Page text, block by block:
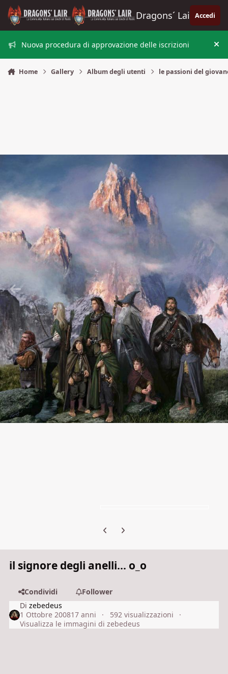
Vai al contenuto
Dragons´ Lair Accedi
Nuova procedura di approvazione delle iscrizioni
Home Gallery Album degli utenti le passioni del
Previous carousel slide
Next carousel slide
il signore degli anelli... o_o
Condividi
Follower
Dizebedeus
1 Ottobre 200817 anni
592 visualizzazioni
Visualizza le immagini di zebedeus